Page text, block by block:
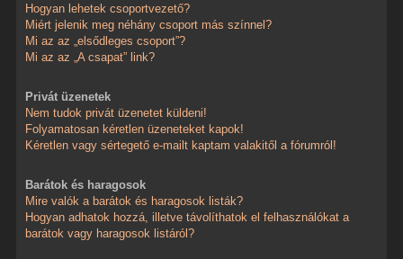
Hogyan lehetek csoportvezető?
Miért jelenik meg néhány csoport más színnel?
Mi az az „elsődleges csoport”?
Mi az az „A csapat” link?
Privát üzenetek
Nem tudok privát üzenetet küldeni!
Folyamatosan kéretlen üzeneteket kapok!
Kéretlen vagy sértegető e-mailt kaptam valakitől a fórumról!
Barátok és haragosok
Mire valók a barátok és haragosok listák?
Hogyan adhatok hozzá, illetve távolíthatok el felhasználókat a
barátok vagy haragosok listáról?